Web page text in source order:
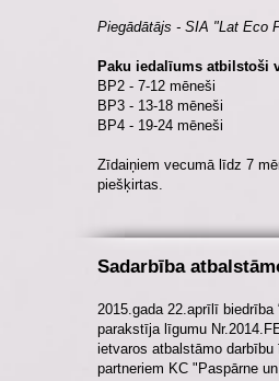
2015.gada 22.aprīlī
parakstīja līgumu
ietvaros atbalstāmo
partneriem KC "Paspārne
Piegādātājs - SIA "Lat Eco
Paku iedalīums atbilstoši
BP2 - 7-12 mēneši
BP3 - 13-18 mēneši
BP4 - 19-24 mēneši
Zīdaiņiem vecumā līdz 7
piešķirtas.
Sadarbība